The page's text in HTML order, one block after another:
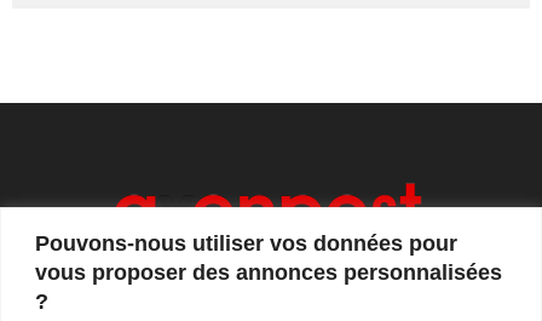
Pouvons-nous utiliser vos données pour
vous proposer des annonces personnalisées
?